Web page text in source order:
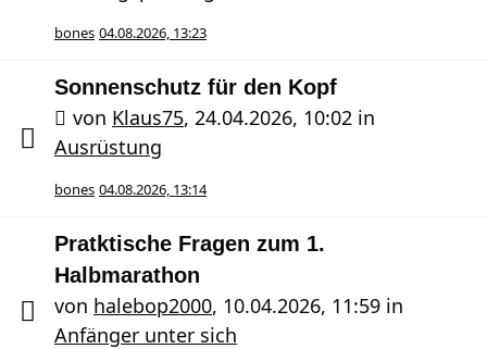
bones 04.08.2026, 13:23
Sonnenschutz für den Kopf
von Klaus75, 24.04.2026, 10:02 in
Ausrüstung
bones 04.08.2026, 13:14
Pratktische Fragen zum 1.
Halbmarathon
von halebop2000, 10.04.2026, 11:59 in
Anfänger unter sich